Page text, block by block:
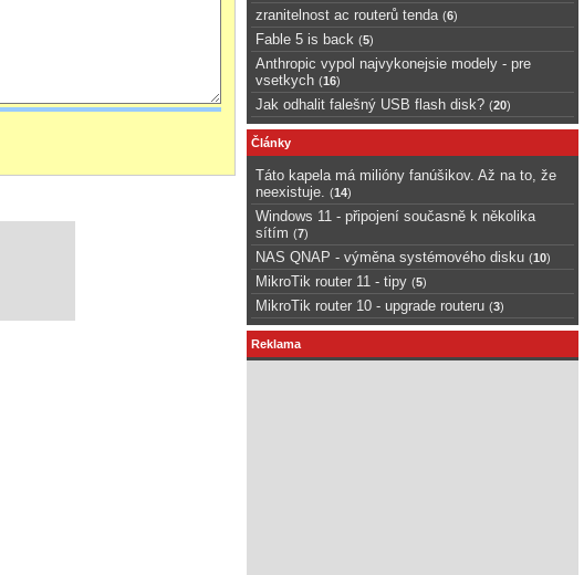
zranitelnost ac routerů tenda (6)
Fable 5 is back (5)
Anthropic vypol najvykonejsie modely - pre
vsetkych (16)
Jak odhalit falešný USB flash disk? (20)
Články
Táto kapela má milióny fanúšikov. Až na to, že
neexistuje.
(14)
Windows 11 - připojení současně k několika
sítím (7)
NAS QNAP - výměna systémového disku (10)
MikroTik router 11 - tipy (5)
MikroTik router 10 - upgrade routeru (3)
Reklama